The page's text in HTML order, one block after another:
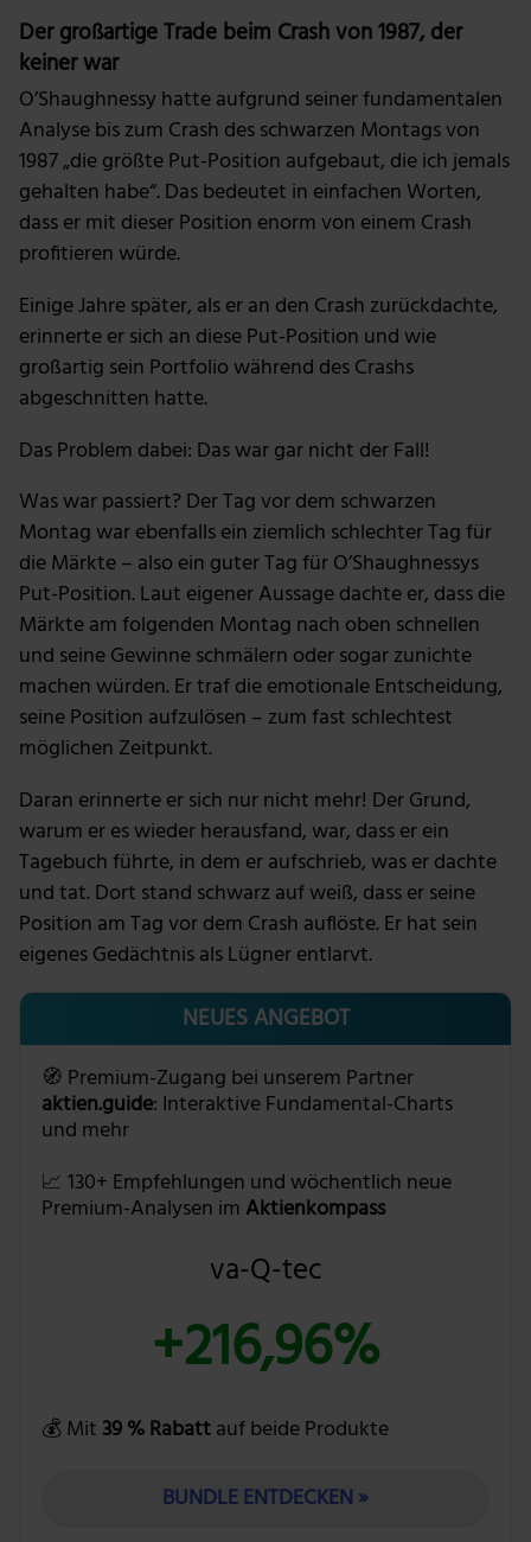
Der großartige Trade beim Crash von 1987, der
keiner war
O’Shaughnessy hatte aufgrund seiner fundamentalen
Analyse bis zum Crash des schwarzen Montags von
1987 „die größte Put-Position aufgebaut, die ich jemals
gehalten habe“. Das bedeutet in einfachen Worten,
dass er mit dieser Position enorm von einem Crash
profitieren würde.
Einige Jahre später, als er an den Crash zurückdachte,
erinnerte er sich an diese Put-Position und wie
großartig sein Portfolio während des Crashs
abgeschnitten hatte.
Das Problem dabei: Das war gar nicht der Fall!
Was war passiert? Der Tag vor dem schwarzen
Montag war ebenfalls ein ziemlich schlechter Tag für
die Märkte – also ein guter Tag für O’Shaughnessys
Put-Position. Laut eigener Aussage dachte er, dass die
Märkte am folgenden Montag nach oben schnellen
und seine Gewinne schmälern oder sogar zunichte
machen würden. Er traf die emotionale Entscheidung,
seine Position aufzulösen – zum fast schlechtest
möglichen Zeitpunkt.
Daran erinnerte er sich nur nicht mehr! Der Grund,
warum er es wieder herausfand, war, dass er ein
Tagebuch führte, in dem er aufschrieb, was er dachte
und tat. Dort stand schwarz auf weiß, dass er seine
Position am Tag vor dem Crash auflöste. Er hat sein
eigenes Gedächtnis als Lügner entlarvt.
NEUES ANGEBOT
🧭 Premium-Zugang bei unserem Partner
aktien.guide: Interaktive Fundamental-Charts
und mehr
📈 130+ Empfehlungen und wöchentlich neue
Premium-Analysen im Aktienkompass
va-Q-tec
+216,96%
💰 Mit 39 % Rabattauf beide Produkte
BUNDLE ENTDECKEN »